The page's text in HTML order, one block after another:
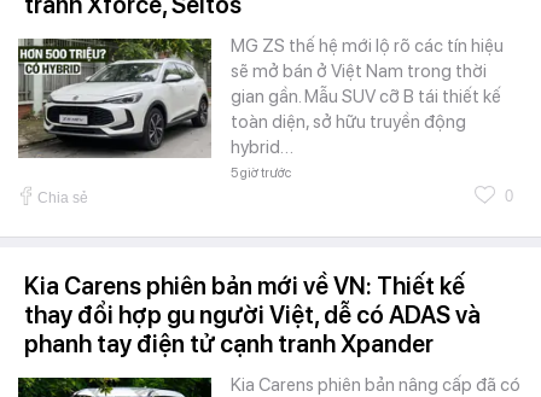
MG ZS thế hệ mới lộ rõ các tín hiệu
sẽ mở bán ở Việt Nam trong thời
gian gần. Mẫu SUV cỡ B tái thiết kế
toàn diện, sở hữu truyền động
hybrid…
5 giờ trước
Chia sẻ 0
Kia Carens phiên bản mới về VN: Thiết kế
thay đổi hợp gu người Việt, dễ có ADAS và
phanh tay điện tử cạnh tranh Xpander
Kia Carens phiên bản nâng cấp đã có